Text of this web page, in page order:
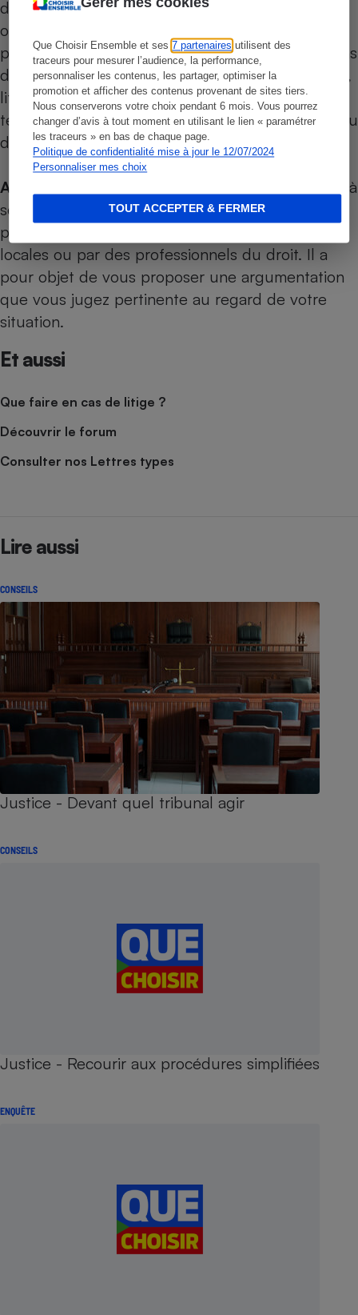
Que Choisir Ensemble et ses7 partenaires utilisent des
traceurs pour mesurer l’audience, la performance,
personnaliser les contenus, les partager, optimiser la
promotion et afficher des contenus provenant de sites tiers.
Nous conserverons votre choix pendant 6 mois. Vous pourrez
changer d’avis à tout moment en utilisant le lien « paramétrer
les traceurs » en bas de chaque page.
Politique de confidentialité mise à jour le 12/07/2024
Personnaliser mes choix
TOUT ACCEPTER & FERMER
de la plupart des litiges de consommation les
opposant, en tant que consommateur, à un
professionnel : produits défectueux et prestations
de services peu satisfaisantes, retard de livraison,
litige avec un opérateur Internet ou de
téléphonie, contentieux en matière d’assurance ou
de banque, etc.
Attention :
ce modèle de lettre n’a pas vocation à
se substituer à des conseils personnalisés qui
pourraient vous être fournis par nos
locales ou par des professionnels du droit. Il a
pour objet de vous proposer une argumentation
que vous jugez pertinente au regard de votre
situation.
Et aussi
Que faire en cas de litige ?
Découvrir le forum
Consulter nos Lettres types
Lire aussi
CONSEILS
Justice - Devant quel tribunal agir
CONSEILS
Justice - Recourir aux procédures simplifiées
ENQUÊTE